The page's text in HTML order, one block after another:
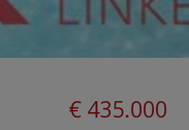
€ 435.000